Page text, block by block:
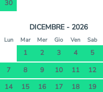
30
DICEMBRE - 2026
Lun Mar Mer Gio Ven Sab
1 2 3 4 5
7
8 9 10 11 12
14
15 16 17 18 19